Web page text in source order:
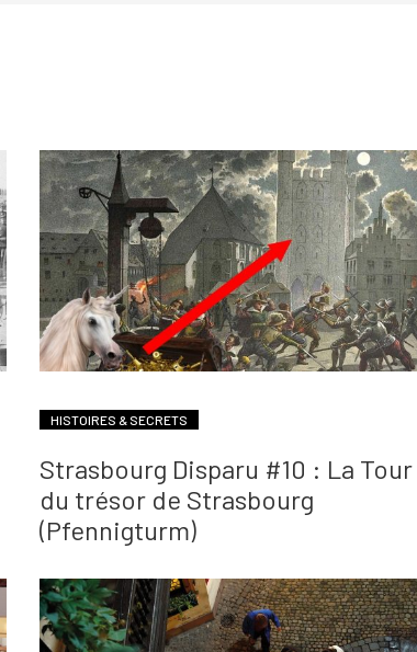
HISTOIRES & SECRETS
Strasbourg Disparu #10 : La Tour
du trésor de Strasbourg
(Pfennigturm)